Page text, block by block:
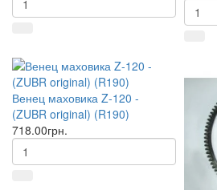
Венец маховика Z-120 -
(ZUBR original) (R190)
718.00грн.